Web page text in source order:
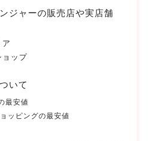
ジャーの販売店や実店舗
ア
ョップ
いて
最安値
ッピングの最安値